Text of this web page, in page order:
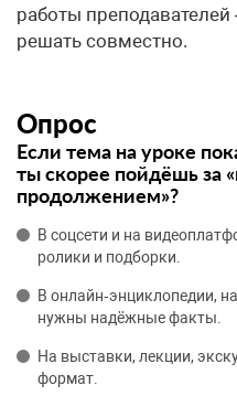
работы
решать совместно.
Опрос
Если тема на уроке
ты скорее пойдёшь за
продолжением»?
В соцсети и на
ролики и подборки.
В онлайн‑энциклопедии,
нужны надёжные факты.
На выставки, лекции,
формат.